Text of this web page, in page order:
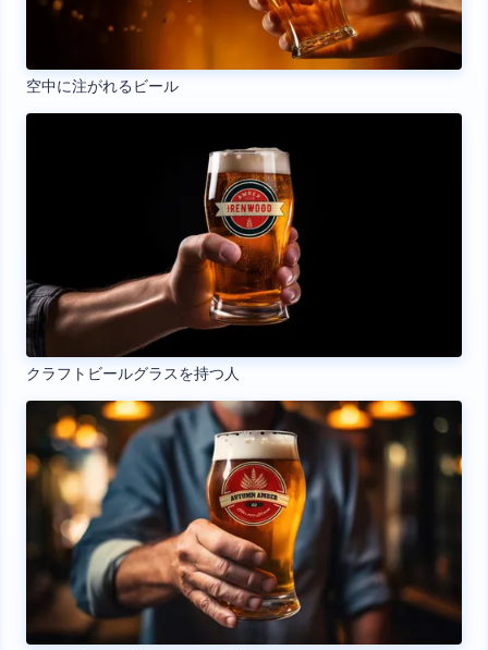
空中に注がれるビール
クラフトビールグラスを持つ人